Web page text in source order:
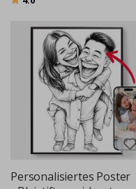
Personalisiertes Poster